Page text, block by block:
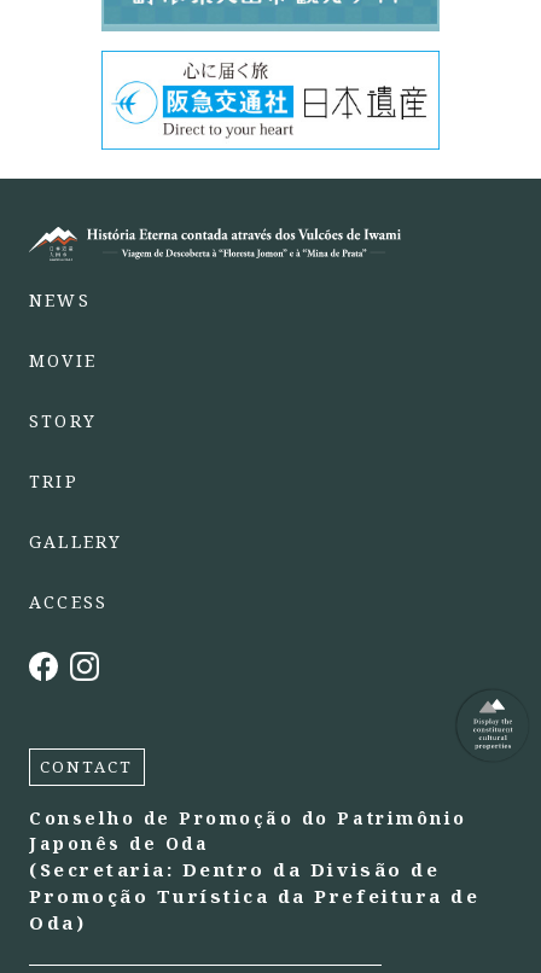
NEWS
MOVIE
STORY
TRIP
GALLERY
ACCESS
CONTACT
Conselho de Promoção do Patrimônio
Japonês de Oda
(Secretaria: Dentro da Divisão de
Promoção Turística da Prefeitura de
Oda)